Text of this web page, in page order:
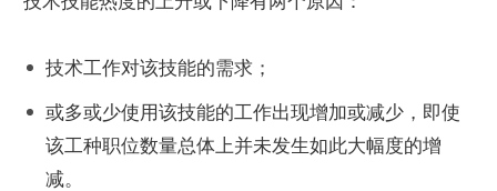
技术工作对该技能的需求；
或多或少使用该技能的工作出现增加或减少，即使
该工种职位数量总体上并未发生如此大幅度的增
减。